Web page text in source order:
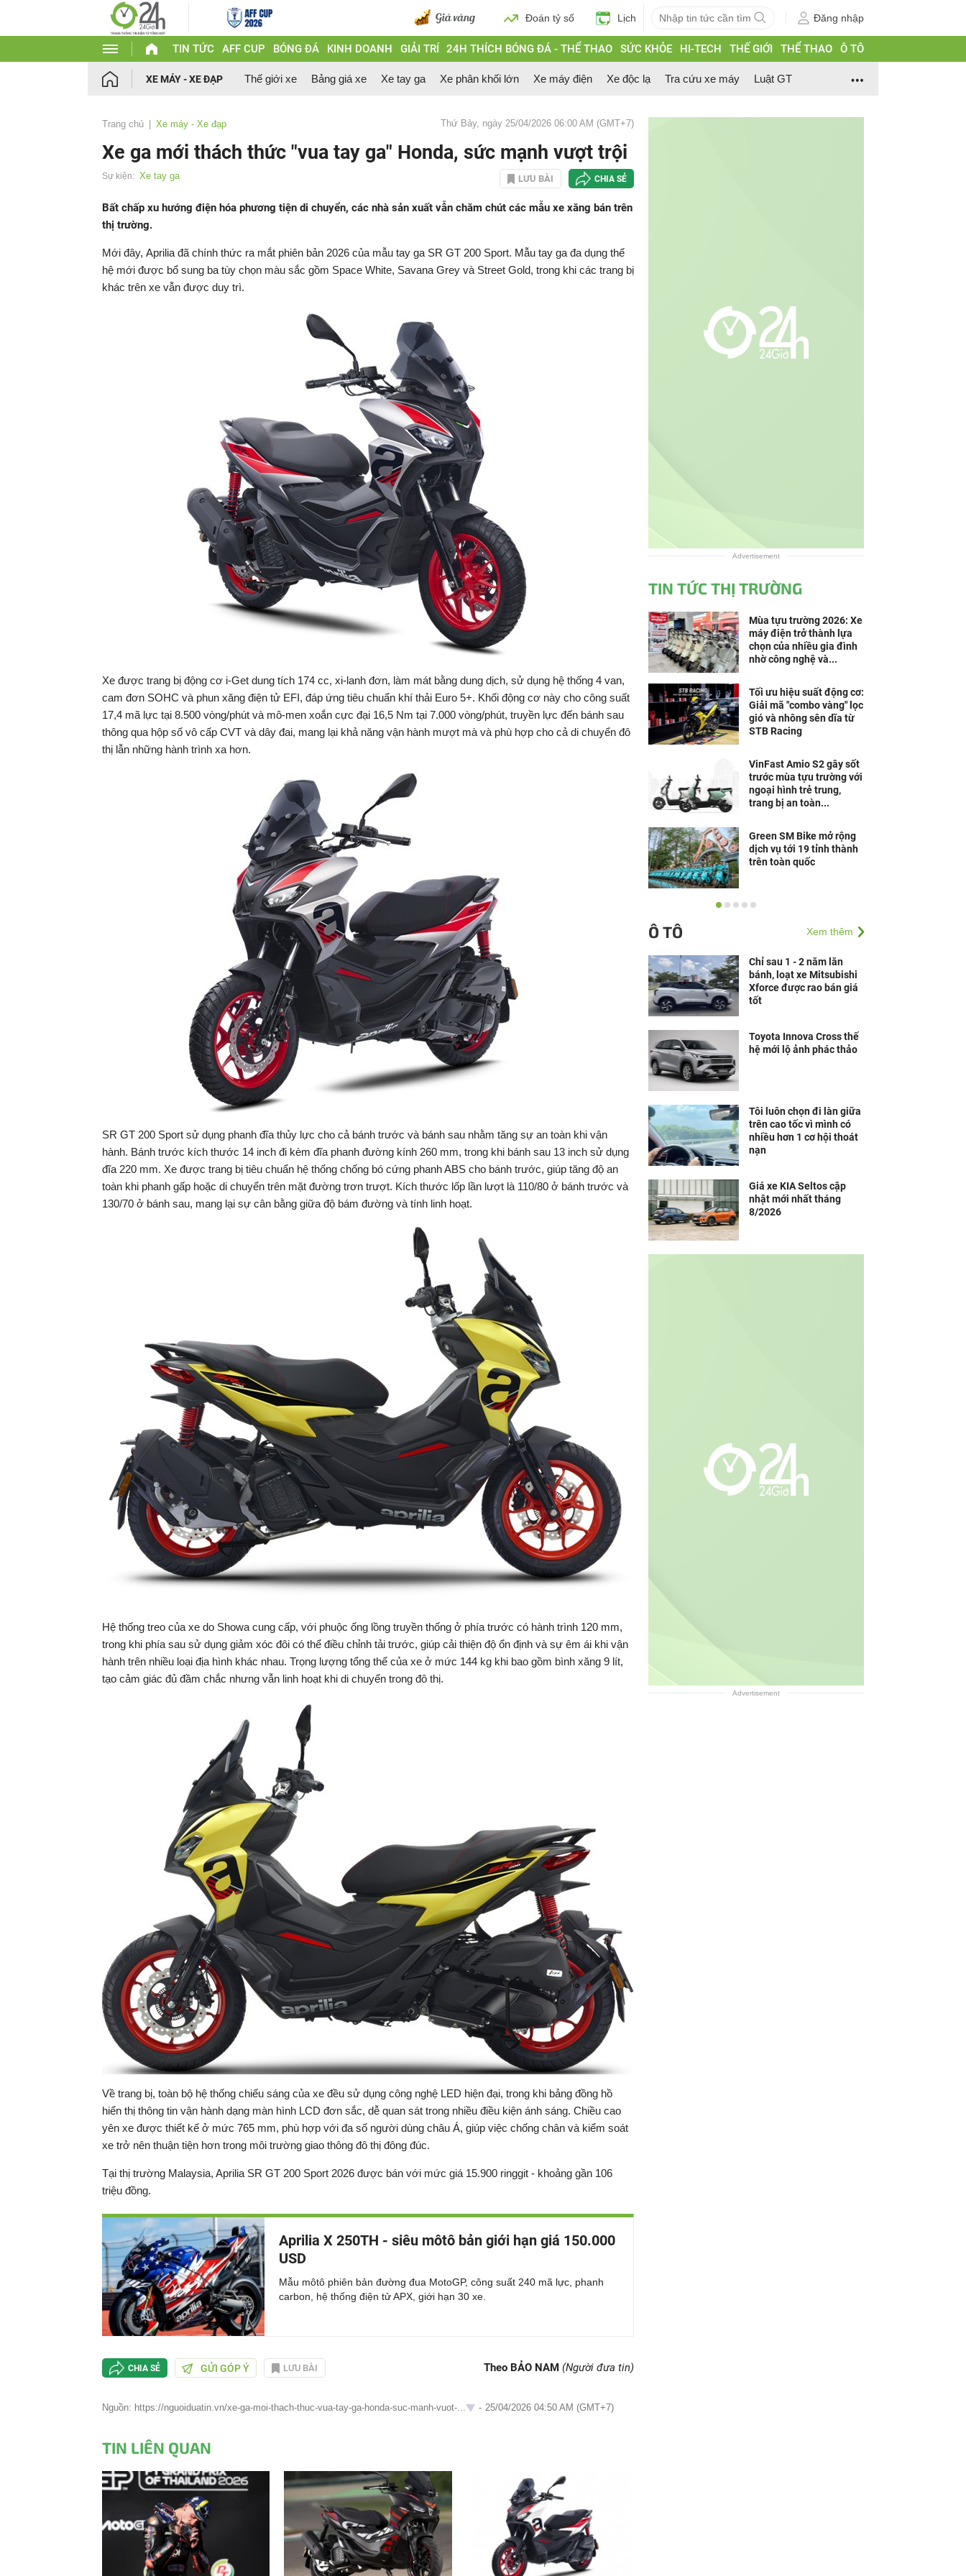
Đoán tỷ số Lịch Đăng nhập
TIN TỨC AFF CUP BÓNG ĐÁ KINH DOANH GIẢI TRÍ 24H THÍCH BÓNG ĐÁ - THỂ THAO SỨC KHỎE HI-TECH THẾ GIỚI THỂ THAO Ô TÔ
XE MÁY - XE ĐẠP Thế giới xe Bảng giá xe Xe tay ga Xe phân khối lớn Xe máy điện Xe độc lạ Tra cứu xe máy Luật GT
Trang chủ Xe máy - Xe đạp Thứ Bảy, ngày 25/04/2026 06:00 AM (GMT+7)
Xe ga mới thách thức "vua tay ga" Honda, sức mạnh vượt trội
Sự kiện: Xe tay ga LƯU BÀI CHIA SẺ
Bất chấp xu hướng điện hóa phương tiện di chuyển, các nhà sản xuất vẫn chăm chút các mẫu xe xăng bán trên
thị trường.
Mới đây, Aprilia đã chính thức ra mắt phiên bản 2026 của mẫu tay ga SR GT 200 Sport. Mẫu tay ga đa dụng thế
hệ mới được bổ sung ba tùy chọn màu sắc gồm Space White, Savana Grey và Street Gold, trong khi các trang bị
khác trên xe vẫn được duy trì.
Xe được trang bị động cơ i-Get dung tích 174 cc, xi-lanh đơn, làm mát bằng dung dịch, sử dụng hệ thống 4 van,
cam đơn SOHC và phun xăng điện tử EFI, đáp ứng tiêu chuẩn khí thải Euro 5+. Khối động cơ này cho công suất
17,4 mã lực tại 8.500 vòng/phút và mô-men xoắn cực đại 16,5 Nm tại 7.000 vòng/phút, truyền lực đến bánh sau
thông qua hộp số vô cấp CVT và dây đai, mang lại khả năng vận hành mượt mà và phù hợp cho cả di chuyển đô
thị lẫn những hành trình xa hơn.
SR GT 200 Sport sử dụng phanh đĩa thủy lực cho cả bánh trước và bánh sau nhằm tăng sự an toàn khi vận
hành. Bánh trước kích thước 14 inch đi kèm đĩa phanh đường kính 260 mm, trong khi bánh sau 13 inch sử dụng
đĩa 220 mm. Xe được trang bị tiêu chuẩn hệ thống chống bó cứng phanh ABS cho bánh trước, giúp tăng độ an
toàn khi phanh gấp hoặc di chuyển trên mặt đường trơn trượt. Kích thước lốp lần lượt là 110/80 ở bánh trước và
130/70 ở bánh sau, mang lại sự cân bằng giữa độ bám đường và tính linh hoạt.
Hệ thống treo của xe do Showa cung cấp, với phuộc ống lồng truyền thống ở phía trước có hành trình 120 mm,
trong khi phía sau sử dụng giảm xóc đôi có thể điều chỉnh tải trước, giúp cải thiện độ ổn định và sự êm ái khi vận
hành trên nhiều loại địa hình khác nhau. Trọng lượng tổng thể của xe ở mức 144 kg khi bao gồm bình xăng 9 lít,
tạo cảm giác đủ đầm chắc nhưng vẫn linh hoạt khi di chuyển trong đô thị.
Về trang bị, toàn bộ hệ thống chiếu sáng của xe đều sử dụng công nghệ LED hiện đại, trong khi bảng đồng hồ
hiển thị thông tin vận hành dạng màn hình LCD đơn sắc, dễ quan sát trong nhiều điều kiện ánh sáng. Chiều cao
yên xe được thiết kế ở mức 765 mm, phù hợp với đa số người dùng châu Á, giúp việc chống chân và kiểm soát
xe trở nên thuận tiện hơn trong môi trường giao thông đô thị đông đúc.
Tại thị trường Malaysia, Aprilia SR GT 200 Sport 2026 được bán với mức giá 15.900 ringgit - khoảng gần 106
triệu đồng.
Aprilia X 250TH - siêu môtô bản giới hạn giá 150.000
USD
Mẫu môtô phiên bản đường đua MotoGP, công suất 240 mã lực, phanh
carbon, hệ thống điện tử APX, giới hạn 30 xe.
CHIA SẺ GỬI GÓP Ý LƯU BÀI Theo BẢO NAM (Người đưa tin)
Nguồn: https://nguoiduatin.vn/xe-ga-moi-thach-thuc-vua-tay-ga-honda-suc-manh-vuot-... - 25/04/2026 04:50 AM (GMT+7)
TIN LIÊN QUAN
Advertisement
TIN TỨC THỊ TRƯỜNG
Mùa tựu trường 2026: Xe
máy điện trở thành lựa
chọn của nhiều gia đình
nhờ công nghệ và...
Tối ưu hiệu suất động cơ:
Giải mã "combo vàng" lọc
gió và nhông sên dĩa từ
STB Racing
VinFast Amio S2 gây sốt
trước mùa tựu trường với
ngoại hình trẻ trung,
trang bị an toàn...
Green SM Bike mở rộng
dịch vụ tới 19 tỉnh thành
trên toàn quốc
Học sinh chào mùa hè
- xe máy điện ngoại hình
Ô TÔ Xem thêm
Chỉ sau 1 - 2 năm lăn
bánh, loạt xe Mitsubishi
Xforce được rao bán giá
tốt
Toyota Innova Cross thế
hệ mới lộ ảnh phác thảo
Tôi luôn chọn đi làn giữa
trên cao tốc vì mình có
nhiều hơn 1 cơ hội thoát
nạn
Giá xe KIA Seltos cập
nhật mới nhất tháng
8/2026
Advertisement